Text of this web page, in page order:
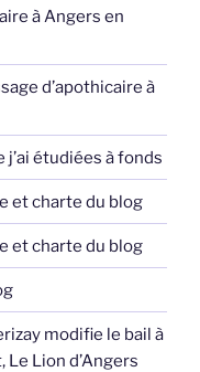
à Angers en
d’apothicaire à
j’ai étudiées à fonds
et charte du blog
et charte du blog
modifie le bail à
Lion d’Angers